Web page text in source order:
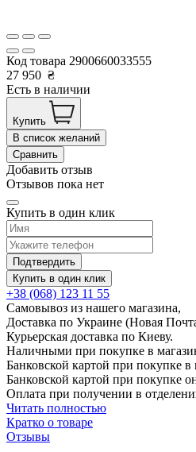
Код товара 2900660033555
27 950 ₴
Есть в наличии
Купить
В список желаний
Сравнить
Добавить отзыв
Отзывов пока нет
Купить в один клик
Подтвердить
Купить в один клик
+38 (068) 123 11 55
Самовывоз из нашего магазина,
Доставка по Украине (Новая
Курьерская доставка по Киеву.
Наличными при покупке в
Банковской картой при покупке в
Банковской картой при покупке
Оплата при получении в
Читать полностью
Кратко о товаре
Отзывы